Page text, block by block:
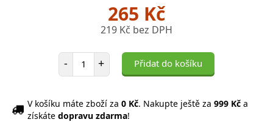
265 Kč
219 Kč bez DPH
- Počet položek
+ Přidat do košíku
V košíku máte zboží za 0 Kč. Nakupte ještě za 999 Kč a
získáte dopravu zdarma!